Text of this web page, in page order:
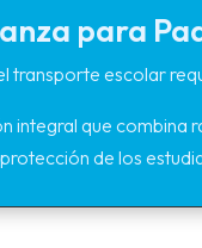
para
transporte escolar
integral que combina
de los